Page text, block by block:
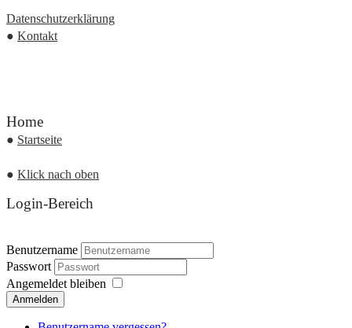
Datenschutzerklärung
● Kontakt
Home
● Startseite
● Klick nach oben
Login-Bereich
Benutzername
Passwort
Angemeldet bleiben
Anmelden